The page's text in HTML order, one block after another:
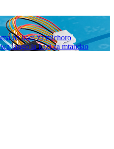
na kadi za michoro
lango la kazi za mtandao